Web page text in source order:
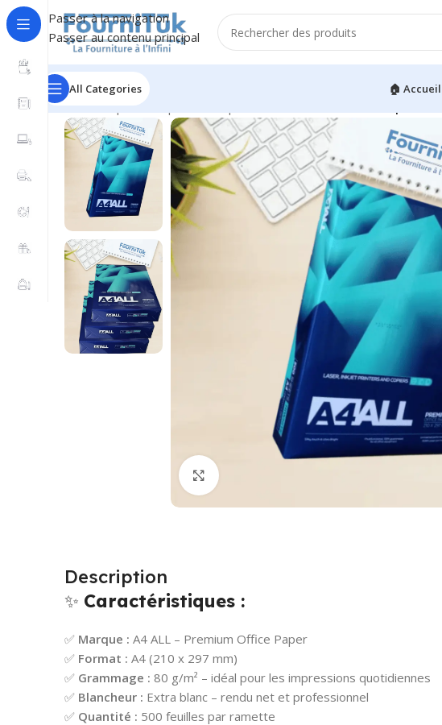
Passer à la navigation
Passer au contenu principal
All Categories 🏠 Accueil
Accueil/Papier & Papeterie
Description
✨ Caractéristiques :
✅ Marque : A4 ALL – Premium Office Paper
✅ Format : A4 (210 x 297 mm)
✅ Grammage : 80 g/m² – idéal pour les impressions quotidiennes
✅ Blancheur : Extra blanc – rendu net et professionnel
✅ Quantité : 500 feuilles par ramette